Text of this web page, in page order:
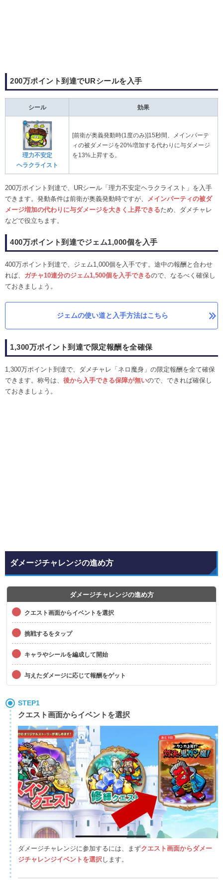
200万ポイント到達でURシールを入手
シール 効果
理力不安定
ヘラクライスト
[前衛が奥義発動時(1度のみ)]15秒間、メインパーテ
ィの被ダメージを20%増加する代わりに与ダメージ
を13%上昇する。
200万ポイント到達で、URシール「理力不安定ヘラクライスト」を入手
できます。発動条件は前衛が奥義発動時ですが、 メインパーティの被ダ
メージ増加の代わりに与ダメージを大きく上昇できるため、ダメチャレ
などで役立ちます。
400万ポイント到達でジェム1,000個を入手
400万ポイント到達で、ジェム1,000個を入手です。途中の報酬と合わせ
れば、 ガチャ10連分のジェム1,500個を入手できるので、なるべく確保し
ておきましょう。
ジェムの使い道と入手方法はこちら
1,300万ポイント到達で限定報酬を全確保
1,300万ポイント到達で、ダメチャレ「ネロ魔身」の限定報酬を全て確保
できます。称号は、 後から入手できる保障が無いので、できれば確保し
ておきましょう。
ダメージチャレンジの進め方
ダメージチャレンジの進め方
クエスト画面からイベントを選択
挑戦するをタップ
キャラやシールを編成して開始
与えたダメージに応じて報酬をゲット
STEP1
クエスト画面からイベントを選択
ダメージチャレンジに参加するには、まずクエスト画面からダメー
ジチャレンジイベントを選択 します。